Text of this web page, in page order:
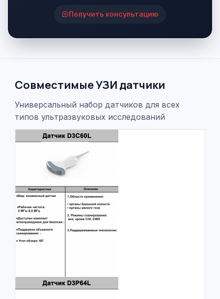
Получить консультацию
Совместимые УЗИ датчики
Универсальный набор датчиков для всех
типов ультразвуковых исследований